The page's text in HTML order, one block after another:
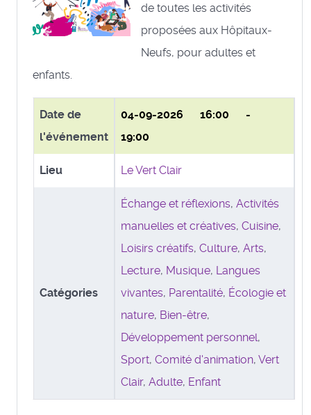
de toutes les activités
proposées aux Hôpitaux-
Neufs, pour adultes et
enfants.
Date de
l'événement
04-09-2026 16:00 -
19:00
Lieu Le Vert Clair
Catégories
Échange et réflexions, Activités
manuelles et créatives, Cuisine,
Loisirs créatifs, Culture, Arts,
Lecture, Musique, Langues
vivantes, Parentalité, Écologie et
nature, Bien-être,
Développement personnel,
Sport, Comité d'animation, Vert
Clair, Adulte, Enfant